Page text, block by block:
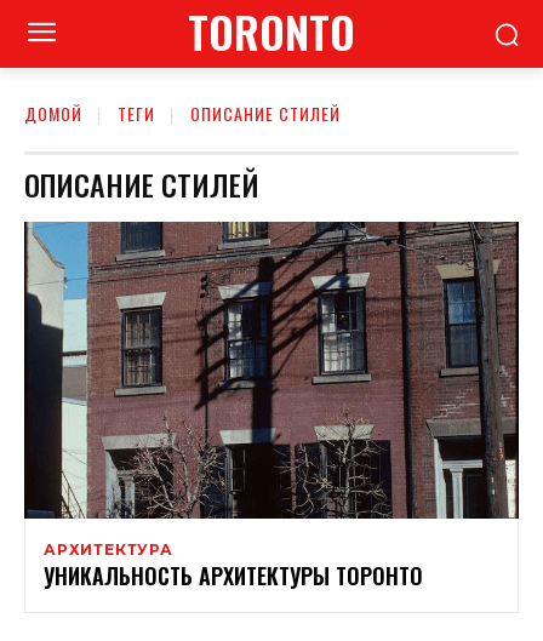
TORONTO
ДОМОЙ ТЕГИ ОПИСАНИЕ СТИЛЕЙ
ОПИСАНИЕ СТИЛЕЙ
АРХИТЕКТУРА
УНИКАЛЬНОСТЬ АРХИТЕКТУРЫ ТОРОНТО